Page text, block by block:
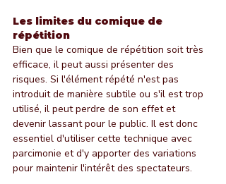
Les limites du comique de
répétition
Bien que le comique de répétition soit très
efficace, il peut aussi présenter des
risques. Si l'élément répété n'est pas
introduit de manière subtile ou s'il est trop
utilisé, il peut perdre de son effet et
devenir lassant pour le public. Il est donc
essentiel d'utiliser cette technique avec
parcimonie et d'y apporter des variations
pour maintenir l'intérêt des spectateurs.